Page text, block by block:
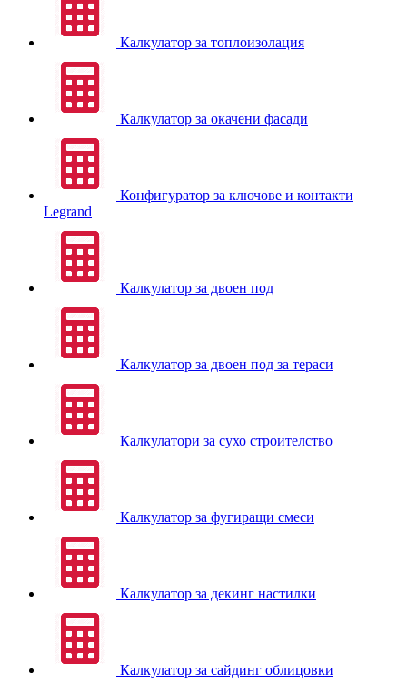
Калкулатор за топлоизолация
Калкулатор за окачени фасади
Конфигуратор за ключове и контакти
Legrand
Калкулатор за двоен под
Калкулатор за двоен под за тераси
Калкулатори за сухо строителство
Калкулатор за фугиращи смеси
Калкулатор за декинг настилки
Калкулатор за сайдинг облицовки